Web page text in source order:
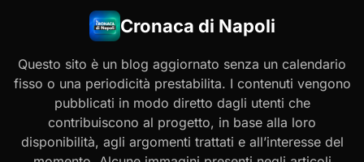
Cronaca di Napoli
Questo sito è un blog aggiornato senza un calendario
fisso o una periodicità prestabilita. I contenuti vengono
pubblicati in modo diretto dagli utenti che
contribuiscono al progetto, in base alla loro
disponibilità, agli argomenti trattati e all’interesse del